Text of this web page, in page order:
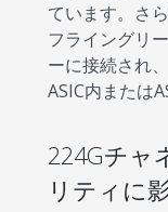
ています。さら
フライングリ
ーに接続され、
ASIC内または
224Gチャ
リティに